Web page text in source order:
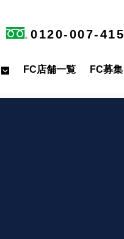
0120-007-415
FC店舗一覧 FC募集